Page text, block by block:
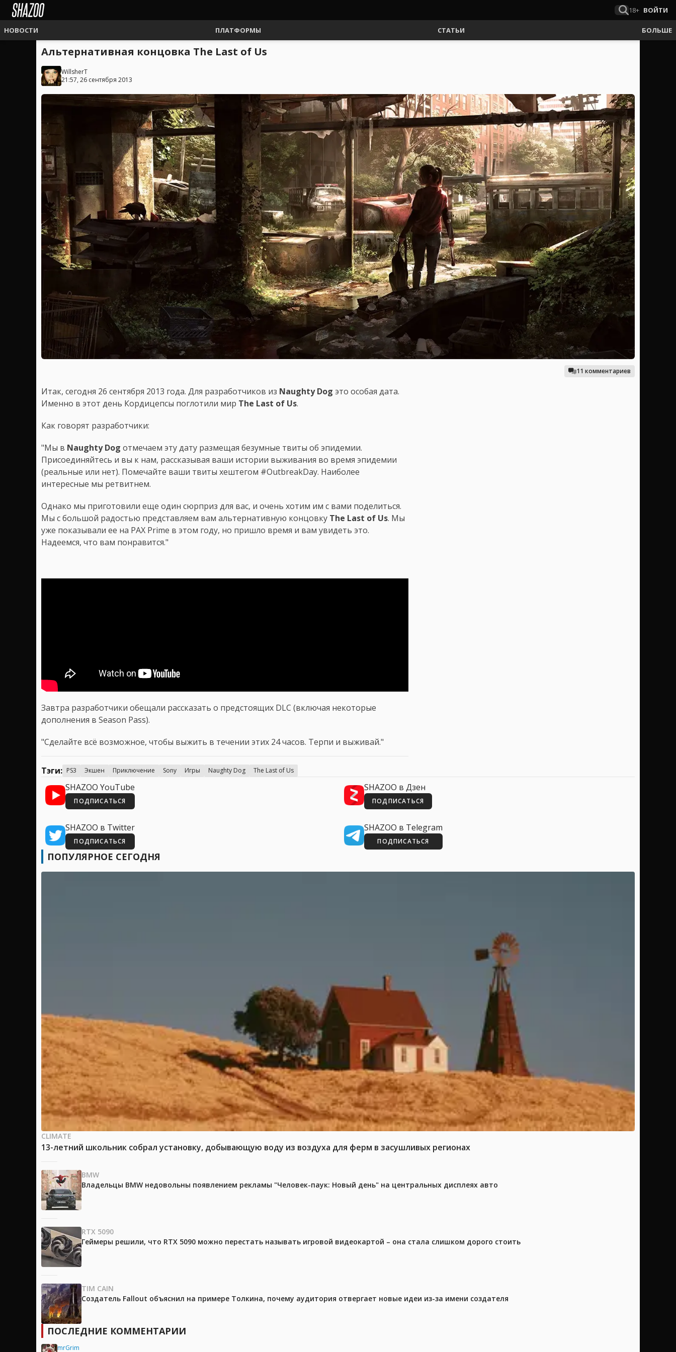
18+ ВОЙТИ
НОВОСТИ ПЛАТФОРМЫ СТАТЬИ БОЛЬШЕ
Альтернативная концовка The Last of Us
WillsherT
21:57, 26 сентября 2013
11 комментариев
Итак, сегодня 26 сентября 2013 года. Для разработчиков из Naughty Dog это особая дата.
Именно в этот день Кордицепсы поглотили мир The Last of Us.
Как говорят разработчики:
"Мы в Naughty Dog отмечаем эту дату размещая безумные твиты об эпидемии.
Присоединяйтесь и вы к нам, рассказывая ваши истории выживания во время эпидемии
(реальные или нет). Помечайте ваши твиты хештегом #OutbreakDay. Наиболее
интересные мы ретвитнем.
Однако мы приготовили еще один сюрприз для вас, и очень хотим им с вами поделиться.
Мы с большой радостью представляем вам альтернативную концовку The Last of Us. Мы
уже показывали ее на PAX Prime в этом году, но пришло время и вам увидеть это.
Надеемся, что вам понравится."
Завтра разработчики обещали рассказать о предстоящих DLC (включая некоторые
дополнения в Season Pass).
"Сделайте всё возможное, чтобы выжить в течении этих 24 часов. Терпи и выживай."
Тэги: PS3 Экшен Приключение Sony Игры Naughty Dog The Last of Us
SHAZOO YouTube
ПОДПИСАТЬСЯ
SHAZOO в Дзен
ПОДПИСАТЬСЯ
SHAZOO в Twitter
ПОДПИСАТЬСЯ
SHAZOO в Telegram
ПОДПИСАТЬСЯ
ПОПУЛЯРНОЕ СЕГОДНЯ
CLIMATE
13-летний школьник собрал установку, добывающую воду из воздуха для ферм в засушливых регионах
BMW
Владельцы BMW недовольны появлением рекламы "Человек-паук: Новый день" на центральных дисплеях авто
RTX 5090
Геймеры решили, что RTX 5090 можно перестать называть игровой видеокартой – она стала слишком дорого стоить
TIM CAIN
Создатель Fallout объяснил на примере Толкина, почему аудитория отвергает новые идеи из-за имени создателя
ПОСЛЕДНИЕ КОММЕНТАРИИ
mrGrim